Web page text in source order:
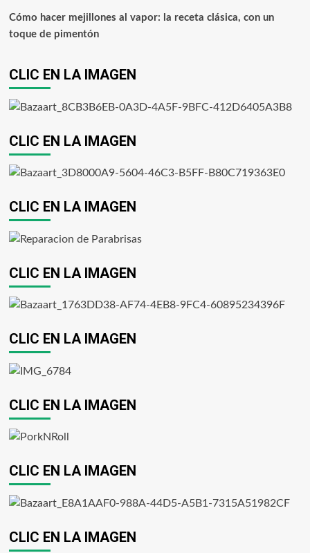
Cómo hacer mejillones al vapor: la receta clásica, con un
toque de pimentón
CLIC EN LA IMAGEN
CLIC EN LA IMAGEN
CLIC EN LA IMAGEN
CLIC EN LA IMAGEN
CLIC EN LA IMAGEN
CLIC EN LA IMAGEN
CLIC EN LA IMAGEN
CLIC EN LA IMAGEN